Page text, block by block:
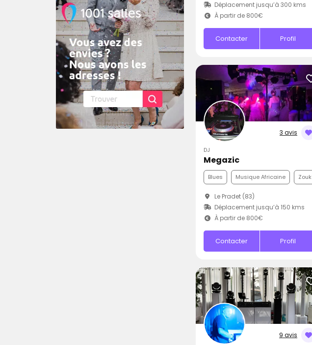
Déplacement jusqu’à 300 kms
À partir de 800€
Contacter Profil
3 avis
DJ
Megazic
Blues Musique Africaine Zouk
Le Pradet (83)
Déplacement jusqu’à 150 kms
À partir de 800€
Contacter Profil
9 avis